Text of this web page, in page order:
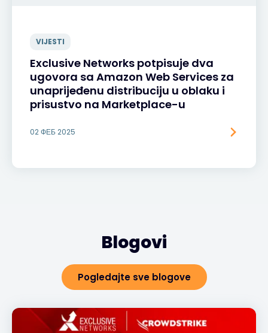
VIJESTI
Exclusive Networks potpisuje dva
ugovora sa Amazon Web Services za
unaprijeđenu distribuciju u oblaku i
prisustvo na Marketplace-u
02 ФЕБ 2025
Blogovi
Pogledajte sve blogove